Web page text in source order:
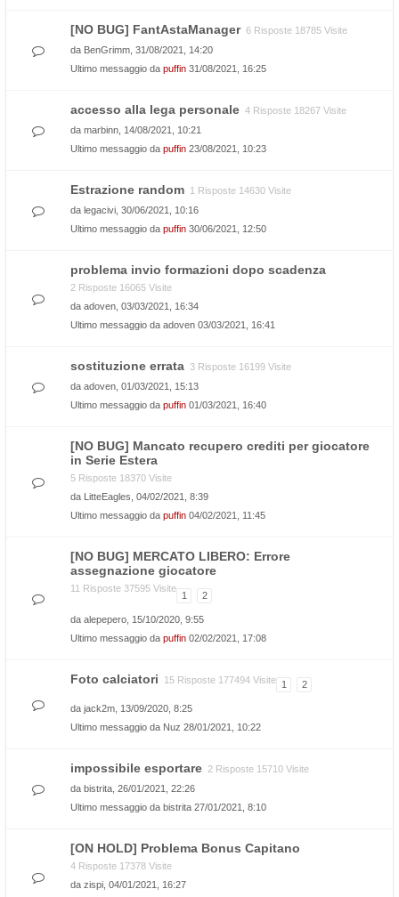
[NO BUG] FantAstaManager 6 Risposte 18785 Visite
da BenGrimm , 31/08/2021, 14:20
Ultimo messaggio da puffin 31/08/2021, 16:25
accesso alla lega personale 4 Risposte 18267 Visite
da marbinn , 14/08/2021, 10:21
Ultimo messaggio da puffin 23/08/2021, 10:23
Estrazione random 1 Risposte 14630 Visite
da legacivi , 30/06/2021, 10:16
Ultimo messaggio da puffin 30/06/2021, 12:50
problema invio formazioni dopo scadenza
2 Risposte 16065 Visite
da adoven , 03/03/2021, 16:34
Ultimo messaggio da adoven 03/03/2021, 16:41
sostituzione errata 3 Risposte 16199 Visite
da adoven , 01/03/2021, 15:13
Ultimo messaggio da puffin 01/03/2021, 16:40
[NO BUG] Mancato recupero crediti per giocatore
in Serie Estera
5 Risposte 18370 Visite
da LitteEagles , 04/02/2021, 8:39
Ultimo messaggio da puffin 04/02/2021, 11:45
[NO BUG] MERCATO LIBERO: Errore
assegnazione giocatore
11 Risposte 37595 Visite
1 2
da alepepero , 15/10/2020, 9:55
Ultimo messaggio da puffin 02/02/2021, 17:08
Foto calciatori 15 Risposte 177494 Visite 1 2
da jack2m , 13/09/2020, 8:25
Ultimo messaggio da Nuz 28/01/2021, 10:22
impossibile esportare 2 Risposte 15710 Visite
da bistrita , 26/01/2021, 22:26
Ultimo messaggio da bistrita 27/01/2021, 8:10
[ON HOLD] Problema Bonus Capitano
4 Risposte 17378 Visite
da zispi , 04/01/2021, 16:27